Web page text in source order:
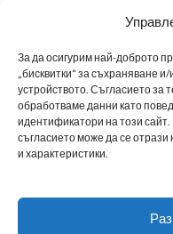
За да осигурим най-доброто
„бисквитки“ за съхраняване
устройството. Съгласието за
обработваме данни като
идентификатори на този
съгласието може да се
и характеристики.
МЪЖКИ ОБУВКИДАМСКИ
ТАБЛИЦА С РАЗМЕРИ
BG